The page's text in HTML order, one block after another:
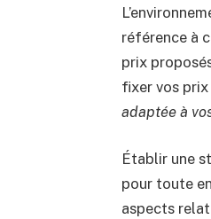
référence à
prix
fixer vos
adaptée à
Établir une
pour toute
aspects